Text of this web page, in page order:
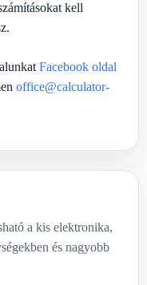
kell
Facebook oldal
office@calculator-
a kis elektronika,
és nagyobb